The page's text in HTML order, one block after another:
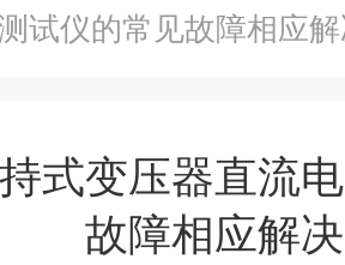
试仪的常见故障相应
式变压器直流
故障相应解